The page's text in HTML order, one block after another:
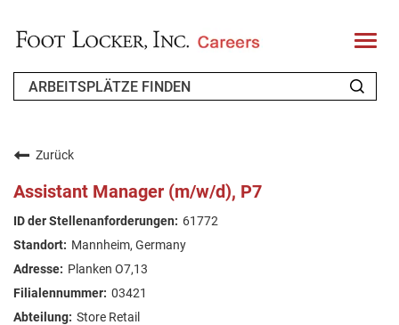
T
o
l
FAQ
ARBEIT SUCHEN
Zurück
Assistant Manager (m/w/d), P7
61772
Mannheim, Germany
Planken O7,13
03421
Store Retail